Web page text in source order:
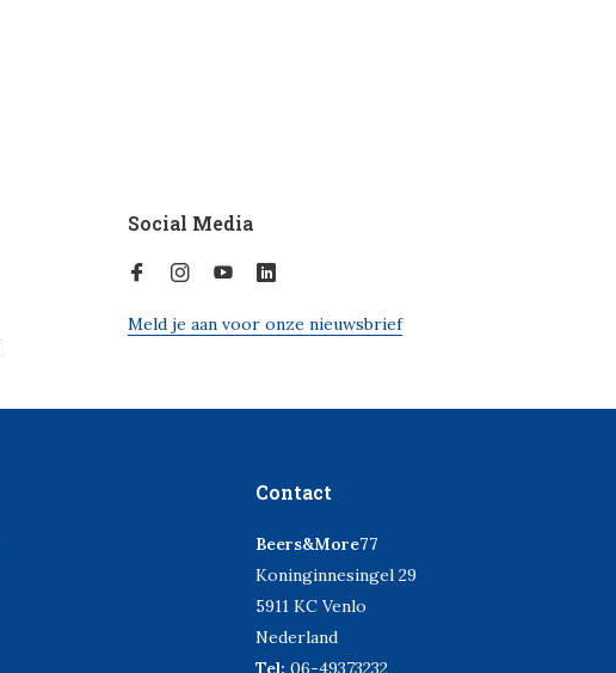
Social Media
Meld je aan voor onze nieuwsbrief
Contact
Beers&More77
Koninginnesingel 29
5911 KC Venlo
Nederland
Tel: 06-49373232